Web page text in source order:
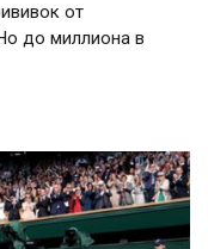
от
до миллиона в